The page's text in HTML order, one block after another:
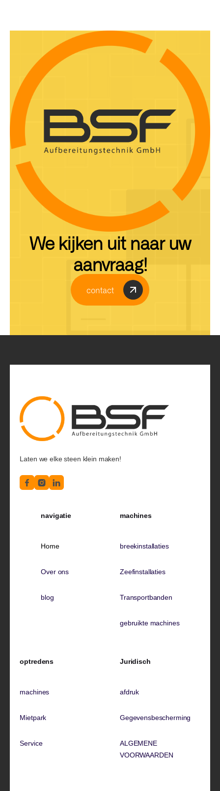
We kijken uit naar uw
aanvraag!
contact
Laten we elke steen klein maken!
navigatie
Home
Over ons
blog
machines
breekinstallaties
Zeefinstallaties
Transportbanden
gebruikte machines
optredens
machines
Mietpark
Service
Juridisch
afdruk
Gegevensbescherming
ALGEMENE
VOORWAARDEN